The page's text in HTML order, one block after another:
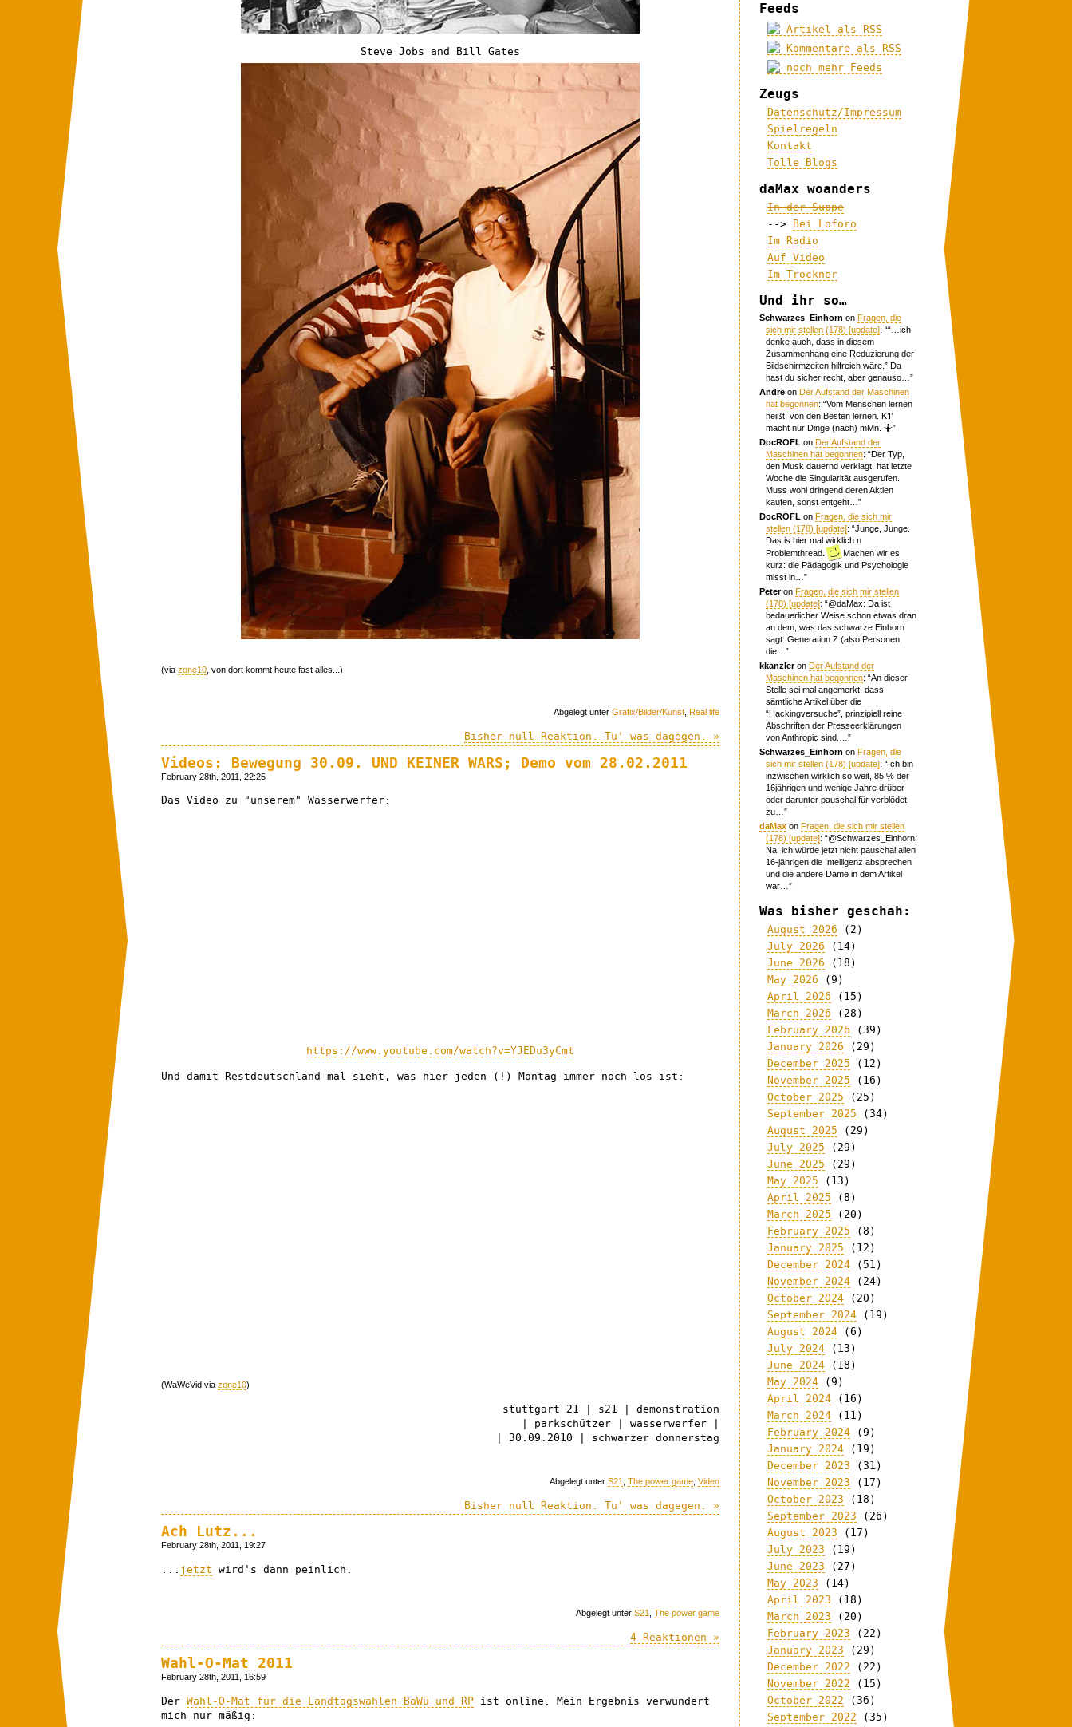
Steve Jobs and Bill Gates
(via zone10 , von dort kommt heute fast alles...)
Abgelegt unter Grafix/Bilder/Kunst Real life
Bisher null Reaktion. Tu' was dagegen. »
Videos: Bewegung 30.09. UND KEINER WARS; Demo vom 28.02.2011
February 28th, 2011, 22:25
Das Video zu "unserem" Wasserwerfer:
https://www.youtube.com/watch?v=YJEDu3yCmt
Und damit Restdeutschland mal sieht, was hier jeden (!) Montag immer noch los ist:
(WaWeVid via zone10)
stuttgart 21 | s21 | demonstration
| parkschützer | wasserwerfer |
| 30.09.2010 | schwarzer donnerstag
Abgelegt unter S21 The power game Video
Bisher null Reaktion. Tu' was dagegen. »
Ach Lutz...
February 28th, 2011, 19:27
jetzt wird's dann peinlich.
Abgelegt unter S21 The power game
4 Reaktionen »
Wahl-O-Mat 2011
February 28th, 2011, 16:59
Der Wahl-O-Mat für die Landtagswahlen BaWü und RP ist online. Mein Ergebnis verwundert
mich nur mäßig:
Feeds
Artikel als RSS
Kommentare als RSS
noch mehr Feeds
Zeugs
Datenschutz/Impressum
Spielregeln
Kontakt
Tolle Blogs
daMax woanders
In der Suppe
-->
Bei Loforo
Im Radio
Auf Video
Im Trockner
Und ihr so…
Schwarzes_Einhorn onFragen, die
sich mir stellen (178) [update]: ““…ich
denke auch, dass in diesem
Zusammenhang eine Reduzierung der
Bildschirmzeiten hilfreich wäre.” Da
hast du sicher recht, aber genauso… ”
Andre onDer Aufstand der Maschinen
hat begonnen: “Vom Menschen lernen
heißt, von den Besten lernen. K’I’
macht nur Dinge (nach) mMn. 🤷”
DocROFL onDer Aufstand der
Maschinen hat begonnen: “Der Typ,
den Musk dauernd verklagt, hat letzte
Woche die Singularität ausgerufen.
Muss wohl dringend deren Aktien
kaufen, sonst entgeht… ”
DocROFL onFragen, die sich mir
stellen (178) [update]: “Junge, Junge.
Das is hier mal wirklich n
Problemthread.
Machen wir es
kurz: die Pädagogik und Psychologie
misst in… ”
PeteronFragen, die sich mir stellen
(178) [update]: “@daMax: Da ist
bedauerlicher Weise schon etwas dran
an dem, was das schwarze Einhorn
sagt: Generation Z (also Personen,
die… ”
kkanzleronDer Aufstand der
Maschinen hat begonnen: “An dieser
Stelle sei mal angemerkt, dass
sämtliche Artikel über die
“Hackingversuche”, prinzipiell reine
Abschriften der Presseerklärungen
von Anthropic sind.… ”
Schwarzes_Einhorn onFragen, die
sich mir stellen (178) [update]: “Ich bin
inzwischen wirklich so weit, 85 % der
16jährigen und wenige Jahre drüber
oder darunter pauschal für verblödet
zu… ”
daMax onFragen, die sich mir stellen
(178) [update]: “@Schwarzes_Einhorn:
Na, ich würde jetzt nicht pauschal allen
16-jährigen die Intelligenz absprechen
und die andere Dame in dem Artikel
war… ”
Was bisher geschah:
August 2026 (2)
July 2026 (14)
June 2026 (18)
May 2026 (9)
April 2026 (15)
March 2026 (28)
February 2026 (39)
January 2026 (29)
December 2025 (12)
November 2025 (16)
October 2025 (25)
September 2025 (34)
August 2025 (29)
July 2025 (29)
June 2025 (29)
May 2025 (13)
April 2025 (8)
March 2025 (20)
February 2025 (8)
January 2025 (12)
December 2024 (51)
November 2024 (24)
October 2024 (20)
September 2024 (19)
August 2024 (6)
July 2024 (13)
June 2024 (18)
May 2024 (9)
April 2024 (16)
March 2024 (11)
February 2024 (9)
January 2024 (19)
December 2023 (31)
November 2023 (17)
October 2023 (18)
September 2023 (26)
August 2023 (17)
July 2023 (19)
June 2023 (27)
May 2023 (14)
April 2023 (18)
March 2023 (20)
February 2023 (22)
January 2023 (29)
December 2022 (22)
November 2022 (15)
October 2022 (36)
September 2022 (35)